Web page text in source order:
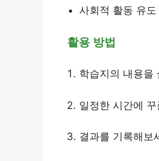
사회적 활동 유
활용 방법
학습지의 내용을
일정한 시간에
결과를 기록해보